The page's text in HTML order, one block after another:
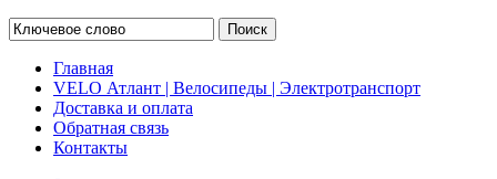
Поиск
Главная
VELO Атлант | Велосипеды | Электротранспорт
Доставка и оплата
Обратная связь
Контакты